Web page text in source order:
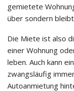
gemietete
über sondern
Die Miete ist also
einer Wohnung
leben. Auch kann
zwangsläufig
Autoanmietung